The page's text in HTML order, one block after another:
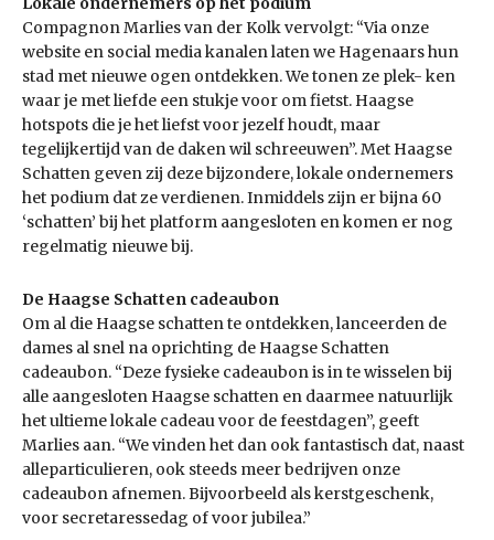
Compagnon Marlies van der Kolk vervolgt: “Via onze
website en social media kanalen laten we Hagenaars hun
stad met nieuwe ogen ontdekken. We tonen ze plek- ken
waar je met liefde een stukje voor om fietst. Haagse
hotspots die je het liefst voor jezelf houdt, maar
tegelijkertijd van de daken wil schreeuwen”. Met Haagse
Schatten geven zij deze bijzondere, lokale ondernemers
het podium dat ze verdienen. Inmiddels zijn er bijna 60
‘schatten’ bij het platform aangesloten en komen er nog
regelmatig nieuwe bij.
De Haagse Schatten cadeaubon
Om al die Haagse schatten te ontdekken, lanceerden de
dames al snel na oprichting de Haagse Schatten
cadeaubon. “Deze fysieke cadeaubon is in te wisselen bij
alle aangesloten Haagse schatten en daarmee natuurlijk
het ultieme lokale cadeau voor de feestdagen”, geeft
Marlies aan. “We vinden het dan ook fantastisch dat, naast
alleparticulieren, ook steeds meer bedrijven onze
cadeaubon afnemen. Bijvoorbeeld als kerstgeschenk,
voor secretaressedag of voor jubilea.”